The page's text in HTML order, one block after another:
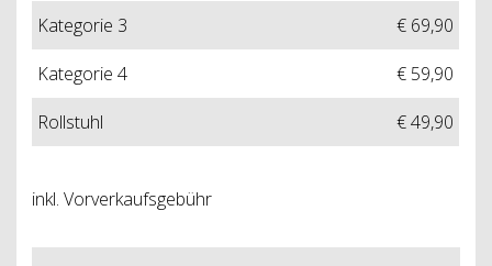
Kategorie 3
€ 69,90
Kategorie 4
€ 59,90
Rollstuhl
€ 49,90
inkl. Vorverkaufsgebühr